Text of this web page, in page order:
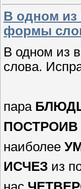
В одном из
формы
В одном из
слова.
пара
ПОСТРОИВ
наиболее
ИСЧЕЗ из